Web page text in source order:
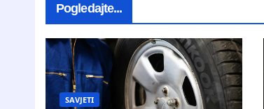
Pogledajte...
SAVJETI